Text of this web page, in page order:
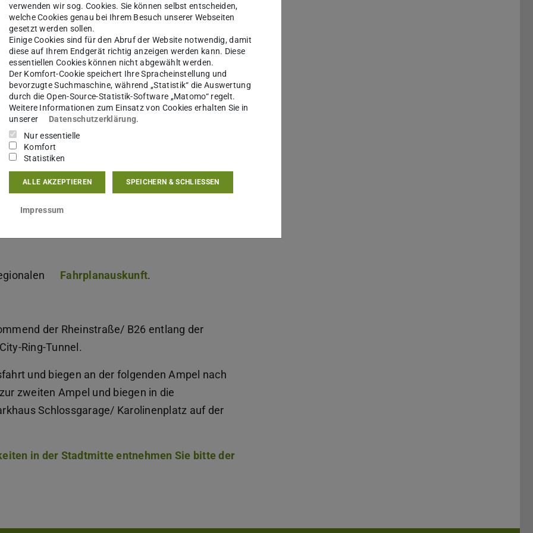
Treppenhaus, das zu uns führt.
von Darmstadt sowie des gesamten
Bus und Bahn
Linien F (Oberwaldhaus), H (Kranichstein
die Straßenbahn-Linien 2 (TU
zur Verfügung. Ausstieg ist bei der Haltestelle
Fahrplanauskunft.
der Rheinstraße/ B26 entlang der
Ring-Tunnel.
und biegen an der folgenden Ampel nach
zweiten Ampel und biegen in die
Schlossgarage/ Karolinenplatz auf der
in der Stadtmitte entnehmen Sie bitte der
verwenden wir sog. Cookies. Sie können selbst entscheiden,
welche Cookies genau bei Ihrem Besuch unserer Webseiten
gesetzt werden sollen.
Einige Cookies sind für den Abruf der Website notwendig, damit
diese auf Ihrem Endgerät richtig anzeigen werden kann. Diese
essentiellen Cookies können nicht abgewählt werden.
Der Komfort-Cookie speichert Ihre Spracheinstellung und
bevorzugte Suchmaschine, während „Statistik“ die Auswertung
durch die Open-Source-Statistik-Software „Matomo“ regelt.
Weitere Informationen zum Einsatz von Cookies erhalten Sie in
unserer
Datenschutzerklärung.
Nur essentielle
Komfort
Statistiken
ALLE AKZEPTIEREN SPEICHERN & SCHLIESSEN
Impressum